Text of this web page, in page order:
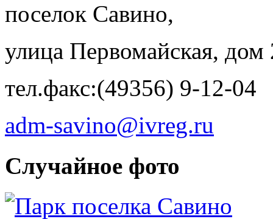
поселок Савино,
улица Первомайская, дом
тел.факс:(49356) 9-12-04
adm-savino@ivreg.ru
Случайное фото